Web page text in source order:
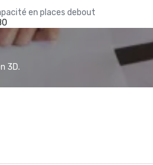
en places debout
3D.